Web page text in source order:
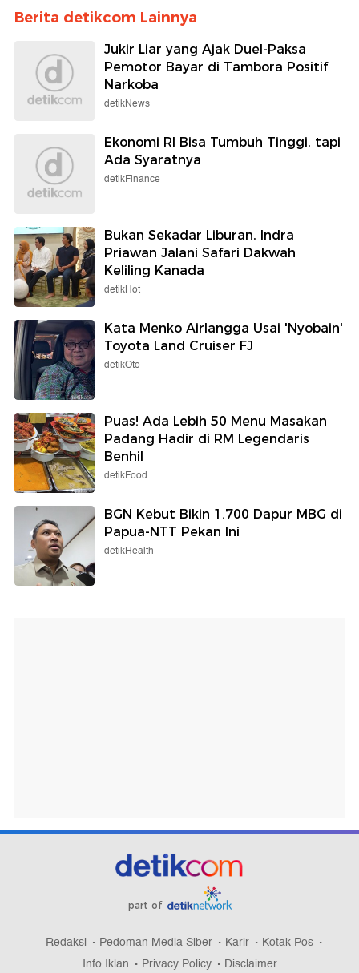
Berita detikcom Lainnya
Jukir Liar yang Ajak Duel-Paksa
Pemotor Bayar di Tambora Positif
Narkoba
detikNews
Ekonomi RI Bisa Tumbuh Tinggi, tapi
Ada Syaratnya
detikFinance
Bukan Sekadar Liburan, Indra
Priawan Jalani Safari Dakwah
Keliling Kanada
detikHot
Kata Menko Airlangga Usai 'Nyobain'
Toyota Land Cruiser FJ
detikOto
Puas! Ada Lebih 50 Menu Masakan
Padang Hadir di RM Legendaris
Benhil
detikFood
BGN Kebut Bikin 1.700 Dapur MBG di
Papua-NTT Pekan Ini
detikHealth
part of
Redaksi Pedoman Media Siber Karir
Kotak Pos
Info Iklan
Privacy Policy Disclaimer